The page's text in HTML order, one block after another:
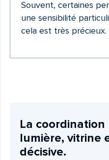
Souvent, certaines
une sensibilité
cela est très précieux.
La
lumière, vitrine
décisive.